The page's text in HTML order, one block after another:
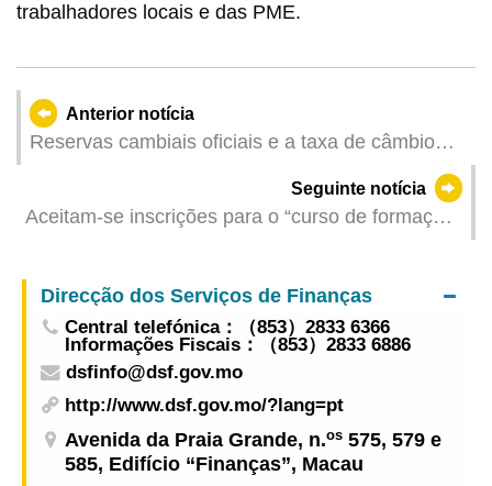
trabalhadores locais e das PME.
Anterior notícia
Reservas cambiais oficiais e a taxa de câmbio
Seguinte notícia
Aceitam-se inscrições para o “curso de formação
Direcção dos Serviços de Finanças
Central telefónica：（853）2833 6366
Informações Fiscais：（853）2833 6886
dsfinfo@dsf.gov.mo
http://www.dsf.gov.mo/?lang=pt
Avenida da Praia Grande, n.os 575, 579 e
585, Edifício “Finanças”, Macau